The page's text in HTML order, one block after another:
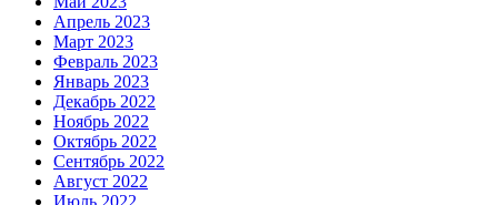
Апрель 2023
Март 2023
Февраль 2023
Январь 2023
Декабрь 2022
Ноябрь 2022
Октябрь 2022
Сентябрь 2022
Август 2022
Июль 2022